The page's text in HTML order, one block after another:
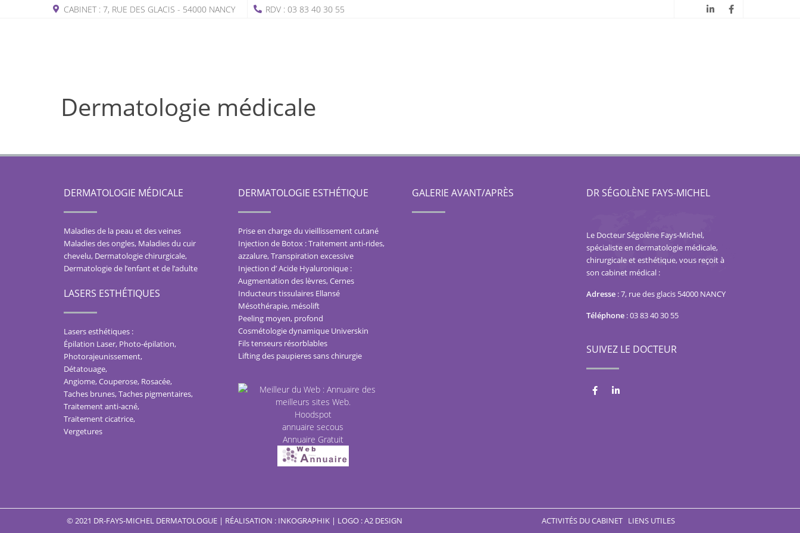
CABINET : 7, RUE DES GLACIS - 54000 NANCY RDV : 03 83 40 30 55
Dermatologie médicale
DERMATOLOGIE MÉDICALE
Maladies de la peau et des veines
Maladies des ongles, Maladies du cuir
chevelu, Dermatologie chirurgicale,
Dermatologie de l’enfant et de l’adulte
LASERS ESTHÉTIQUES
Lasers esthétiques :
Épilation Laser, Photo-épilation,
Photorajeunissement,
Détatouage,
Angiome, Couperose, Rosacée,
Taches brunes, Taches pigmentaires,
Traitement anti-acné,
Traitement cicatrice,
Vergetures
DERMATOLOGIE ESTHÉTIQUE
Prise en charge du vieillissement cutané
Injection de Botox : Traitement anti-rides,
azzalure, Transpiration excessive
Injection d’ Acide Hyaluronique :
Augmentation des lèvres, Cernes
Inducteurs tissulaires Ellansé
Mésothérapie, mésolift
Peeling moyen, profond
Cosmétologie dynamique Universkin
Fils tenseurs résorblables
Lifting des paupieres sans chirurgie
Hoodspot
annuaire secous
Annuaire Gratuit
GALERIE AVANT/APRÈS DR SÉGOLÈNE FAYS-MICHEL
Le Docteur Ségolène Fays-Michel,
spécialiste en dermatologie médicale,
chirurgicale et esthétique, vous reçoit à
son cabinet médical :
Adresse:7, rue des glacis 54000 NANCY
Téléphone:03 83 40 30 55
SUIVEZ LE DOCTEUR
© 2021 DR-FAYS-MICHEL DERMATOLOGUE | RÉALISATION : INKOGRAPHIK | LOGO : A2 DESIGN ACTIVITÉS DU CABINET LIENS UTILES